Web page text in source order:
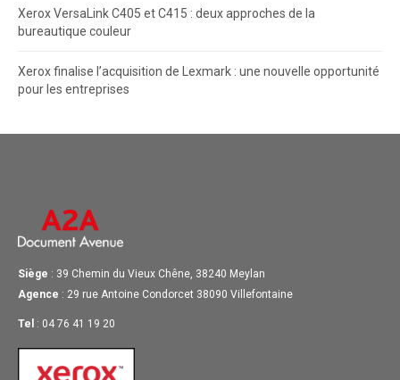
Xerox VersaLink C405 et C415 : deux approches de la
bureautique couleur
Xerox finalise l’acquisition de Lexmark : une nouvelle opportunité
pour les entreprises
Siège : 39 Chemin du Vieux Chêne, 38240 Meylan
Agence : 29 rue Antoine Condorcet 38090 Villefontaine
Tel : 04 76 41 19 20